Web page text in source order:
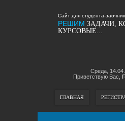
Сайт для студента-
РЕШИМ ЗАДАЧИ,
КУРСОВЫЕ...
Среда,
Приветствую Вас,
ГЛАВНАЯ